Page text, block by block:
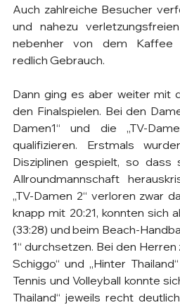
Auch zahlreiche Besucher
und nahezu
nebenher von dem Kaffee
redlich Gebrauch.
Dann ging es aber weiter mit
den Finalspielen. Bei den
Damen1“ und die „TV-
qualifizieren. Erstmals
Disziplinen gespielt, so dass
Allroundmannschaft
„TV-Damen 2“ verloren zwar
knapp mit 20:21, konnten sich
(33:28) und beim Beach-
1“ durchsetzen. Bei den
Schiggo“ und „Hinter
Tennis und Volleyball konnte
Thailand“ jeweils recht